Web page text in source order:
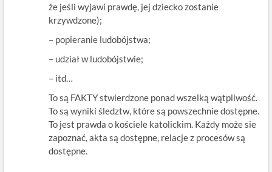
że jeśli wyjawi prawdę, jej dziecko zostanie
krzywdzone);
– popieranie ludobójstwa;
– udział w ludobójstwie;
– itd…
To są FAKTY stwierdzone ponad wszelką wątpliwość.
To są wyniki śledztw, które są powszechnie dostępne.
To jest prawda o kościele katolickim. Każdy może sie
zapoznać, akta są dostępne, relacje z procesów są
dostępne.